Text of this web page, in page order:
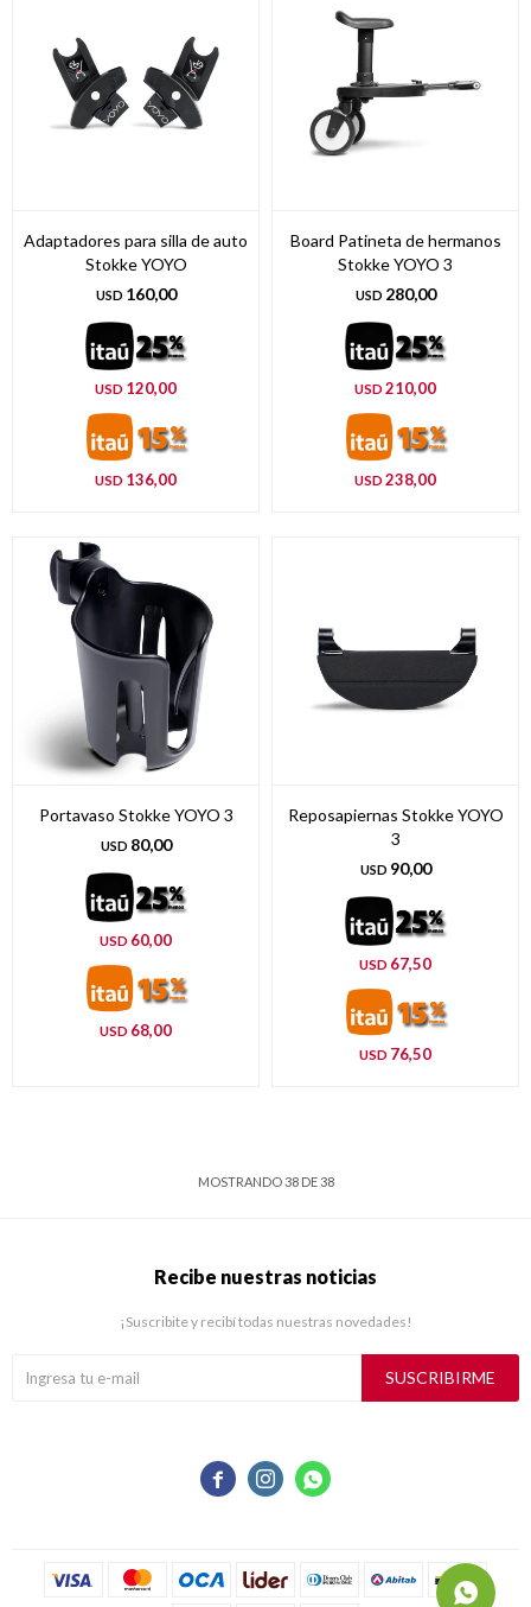
Adaptadores para silla de auto
Stokke YOYO
USD 160,00
USD 120,00
USD 136,00
Board Patineta de hermanos
Stokke YOYO 3
USD 280,00
USD 210,00
USD 238,00
Portavaso Stokke YOYO 3
USD 80,00
USD 60,00
USD 68,00
Reposapiernas Stokke YOYO
3
USD 90,00
USD 67,50
USD 76,50
MOSTRANDO38DE38
  
Recibe nuestras noticias
¡Suscribite y recibí todas nuestras novedades!
SUSCRIBIRME